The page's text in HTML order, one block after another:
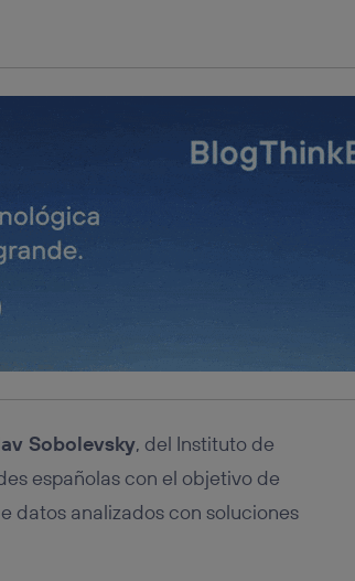
Sobolevsky, del Instituto de
españolas con el objetivo de
datos analizados con soluciones
marketing o análisis se
miembros del hogar que
Utiq” en la parte
de Utiq (“consenthub”)
Utiq